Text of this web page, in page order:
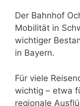
Der Bahnhof
Mobilität in
wichtiger
in Bayern.
Für viele
wichtig – etwa
regionale